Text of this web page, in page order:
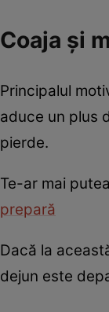
Coaja şi
Principalul
aduce un plus
pierde.
Te-ar mai
prepară
Dacă la
dejun este